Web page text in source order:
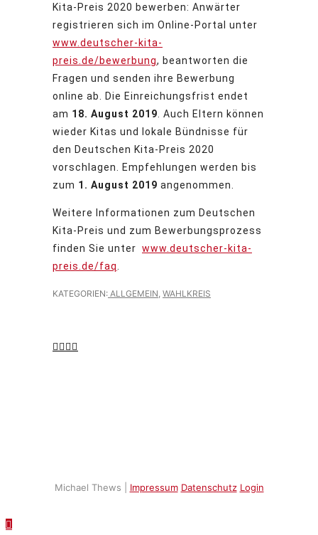
Kita-Preis 2020 bewerben: Anwärter
registrieren sich im Online-Portal unter
www.deutscher-kita-
preis.de/bewerbung, beantworten die
Fragen und senden ihre Bewerbung
online ab. Die Einreichungsfrist endet
am 18. August 2019 . Auch Eltern können
wieder Kitas und lokale Bündnisse für
den Deutschen Kita-Preis 2020
vorschlagen. Empfehlungen werden bis
zum 1. August 2019 angenommen.
Weitere Informationen zum Deutschen
Kita-Preis und zum Bewerbungsprozess
finden Sie unter www.deutscher-kita-
preis.de/faq
KATEGORIEN: ALLGEMEIN WAHLKREIS
Michael Thews | Impressum Datenschutz Login